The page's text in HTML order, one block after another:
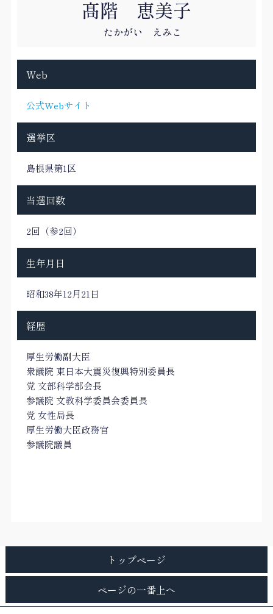
髙階 恵美子
たかがい えみこ
Web
公式Webサイト
選挙区
島根県第1区
当選回数
2回（参2回）
生年月日
昭和38年12月21日
経歴
厚生労働副大臣
衆議院 東日本大震災復興特別委員長
党 文部科学部会長
参議院 文教科学委員会委員長
党 女性局長
厚生労働大臣政務官
参議院議員
トップページ
ページの一番上へ